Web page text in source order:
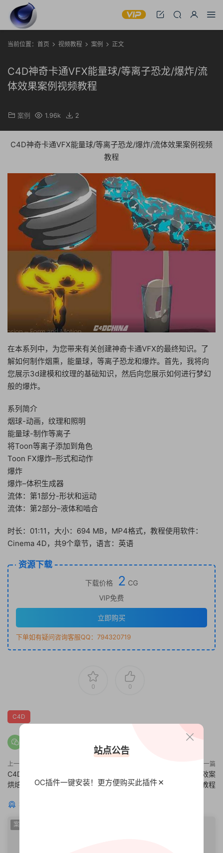
当前位置： 首页 视频教程 案例 正文
C4D神奇卡通VFX能量球/等离子恐龙/爆炸/流
体效果案例视频教程
案例 1.96k 2
C4D神奇卡通VFX能量球/等离子恐龙/爆炸/流体效果案例视频
教程
在本系列中，为您带来有关创建神奇卡通VFX的最终知识。了
解如何制作烟熏，能量球，等离子恐龙和爆炸。首先，我将向
您展示3d建模和纹理的基础知识，然后向您展示如何进行梦幻
般的爆炸。
系列简介
烟球-动画，纹理和照明
能量球-制作等离子
将Toon等离子添加到角色
Toon FX爆炸–形式和动作
爆炸
爆炸–体积生成器
流体：第1部分-形状和运动
流体：第2部分–液体和啮合
时长：01:11，大小：694 MB，MP4格式，教程使用软件：
Cinema 4D，共9个章节，语言：英语
资源下载
下载价格 2 CG
VIP免费
立即购买
下单如有疑问咨询客服QQ：794320719
0 0
C4D
上一篇
C4D教程 C4D卡通汽车纹理贴图
烘焙技术展UV教程
下一篇
AE/C4D产品设计工作流程特效案
例大师班教程
猜你喜欢
案例
站点公告
OC插件一键安装！更方便购买此插件